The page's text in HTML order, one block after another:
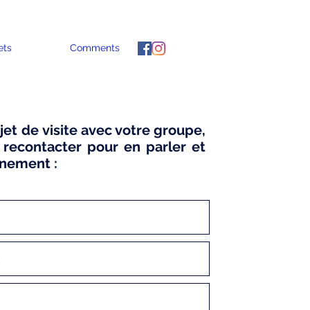
Comments
de visite avec votre groupe,
recontacter pour en parler et
: